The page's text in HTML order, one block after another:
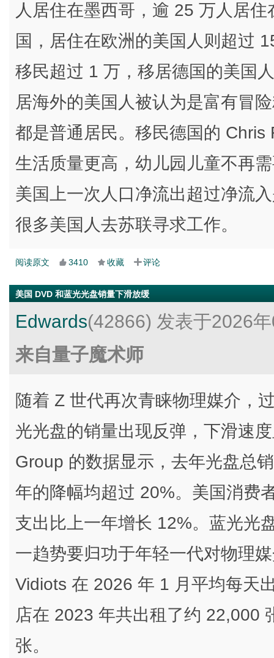
人居住在墨西哥，逾 25 万人居
国，居住在欧洲的美国人则超过
移民超过 1 万，移居德国的美国
居海外的美国人被认为是富有冒
都是普通居民。移民德国的
生活质量更高，幼儿园儿童不再
美国上一次人口净流出超过净流
很多美国人去苏联寻求工作。
阅读原文 3410 收藏 评论
美国 DVD 和蓝光光盘销量下滑放缓
Edwards(42866) 发表于2026
来自量子魔术师
随着 Z 世代再次青睐物理媒介，
光光盘的销量出现反弹，下滑速
Group 的数据显示，去年光盘总
年的降幅均超过 20%。美国消费
支出比上一年增长 12%。蓝光光
一趋势要归功于年轻一代对物理
Vidiots 在 2026 年 1 月平均每天
店在 2023 年共出租了约 22,000
张。